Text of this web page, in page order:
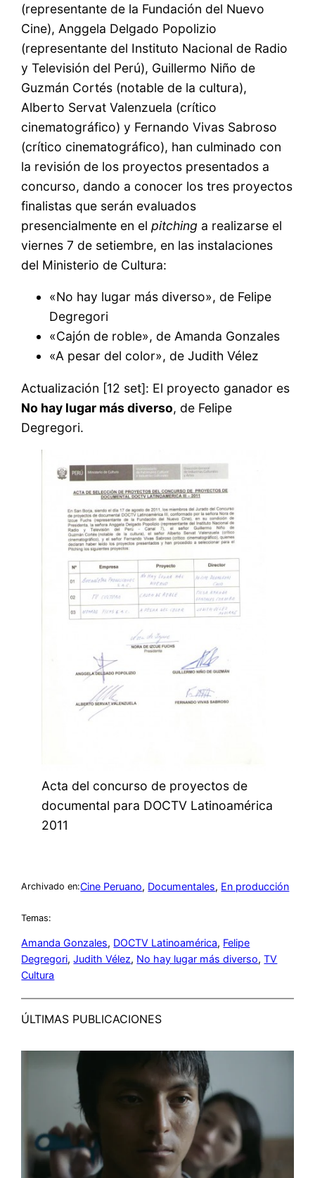
(representante de la Fundación del Nuevo
Cine), Anggela Delgado Popolizio
(representante del Instituto Nacional de Radio
y Televisión del Perú), Guillermo Niño de
Guzmán Cortés (notable de la cultura),
Alberto Servat Valenzuela (crítico
cinematográfico) y Fernando Vivas Sabroso
(crítico cinematográfico), han culminado con
la revisión de los proyectos presentados a
concurso, dando a conocer los tres proyectos
finalistas que serán evaluados
presencialmente en elpitching a realizarse el
viernes 7 de setiembre, en las instalaciones
del Ministerio de Cultura:
«No hay lugar más diverso», de Felipe
Degregori
«Cajón de roble», de Amanda Gonzales
«A pesar del color», de Judith Vélez
Actualización [12 set]: El proyecto ganador es
No hay lugar más diverso, de Felipe
Degregori.
Acta del concurso de proyectos de
documental para DOCTV Latinoamérica
2011
Archivado en:Cine Peruano, Documentales, En producción
Temas:
Amanda Gonzales, DOCTV Latinoamérica, Felipe
Degregori, Judith Vélez, No hay lugar más diverso, TV
Cultura
ÚLTIMAS PUBLICACIONES